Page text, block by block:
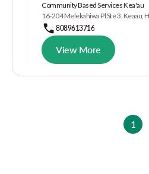
Community Based Services Kea'au
16-204 Melekahiwa Pl Ste 3, Keaau,
8089613716
View More
1